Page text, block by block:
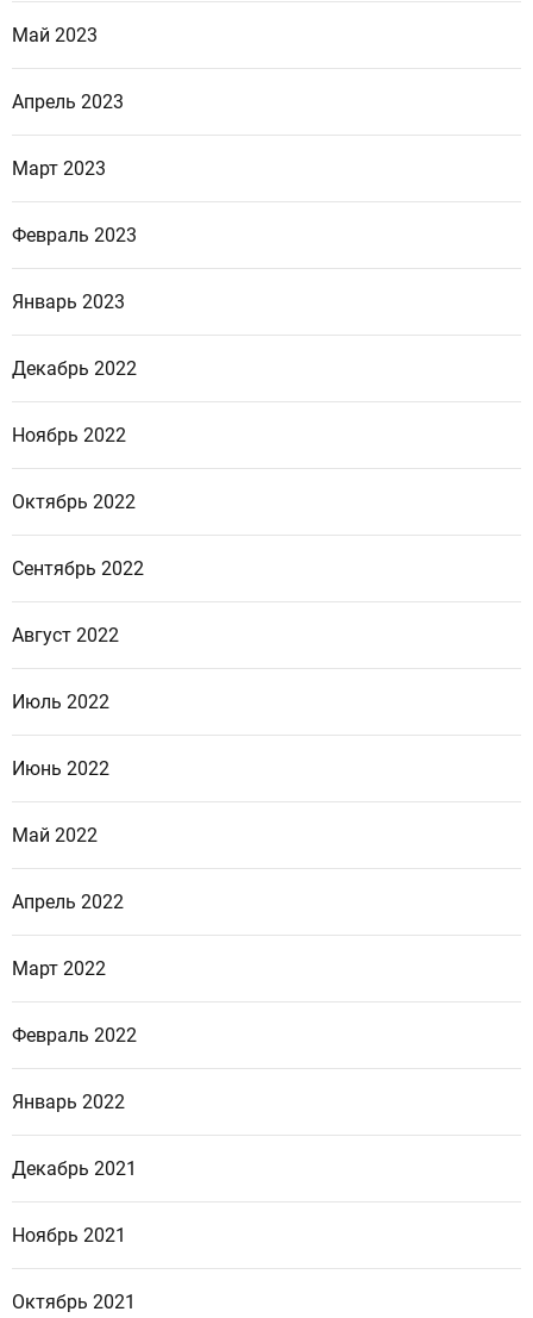
Май 2023
Апрель 2023
Март 2023
Февраль 2023
Январь 2023
Декабрь 2022
Ноябрь 2022
Октябрь 2022
Сентябрь 2022
Август 2022
Июль 2022
Июнь 2022
Май 2022
Апрель 2022
Март 2022
Февраль 2022
Январь 2022
Декабрь 2021
Ноябрь 2021
Октябрь 2021